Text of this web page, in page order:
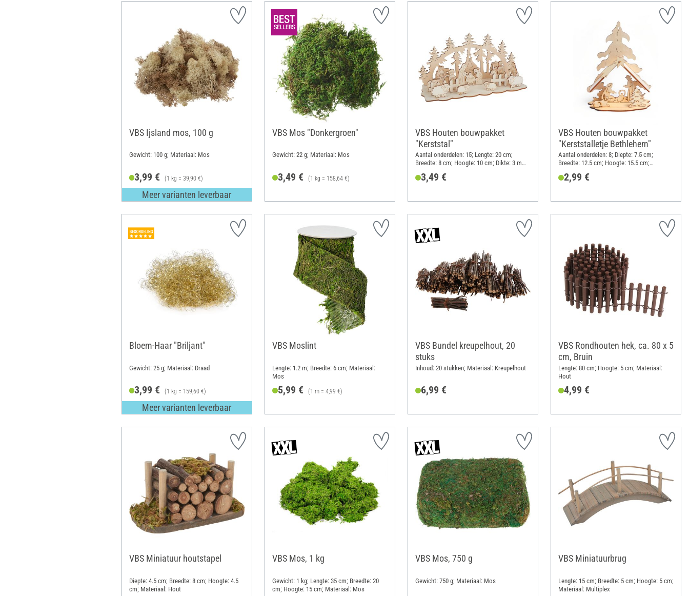
VBS Ijsland mos, 100 g
Gewicht: 100 g; Materiaal: Mos
3,99 € (1 kg = 39,90 €)
Meer varianten leverbaar
VBS Mos "Donkergroen"
Gewicht: 22 g; Materiaal: Mos
3,49 € (1 kg = 158,64 €)
VBS Houten bouwpakket
"Kerststal"
Aantal onderdelen: 15; Lengte: 20 cm;
Breedte: 8 cm; Hoogte: 10 cm; Dikte: 3 mm;
3,49 €
VBS Houten bouwpakket
"Kerststalletje Bethlehem"
Aantal onderdelen: 8; Diepte: 7.5 cm;
Breedte: 12.5 cm; Hoogte: 15.5 cm;
2,99 €
Bloem-Haar "Briljant"
Gewicht: 25 g; Materiaal: Draad
3,99 € (1 kg = 159,60 €)
Meer varianten leverbaar
VBS Moslint
Lengte: 1.2 m; Breedte: 6 cm; Materiaal:
Mos
5,99 € (1 m = 4,99 €)
VBS Bundel kreupelhout, 20
stuks
Inhoud: 20 stukken; Materiaal: Kreupelhout
6,99 €
VBS Rondhouten hek, ca. 80 x 5
cm, Bruin
Lengte: 80 cm; Hoogte: 5 cm; Materiaal:
Hout
4,99 €
VBS Miniatuur houtstapel
Diepte: 4.5 cm; Breedte: 8 cm; Hoogte: 4.5
cm; Materiaal: Hout
VBS Mos, 1 kg
Gewicht: 1 kg; Lengte: 35 cm; Breedte: 20
cm; Hoogte: 15 cm; Materiaal: Mos
VBS Mos, 750 g
Gewicht: 750 g; Materiaal: Mos
VBS Miniatuurbrug
Lengte: 15 cm; Breedte: 5 cm; Hoogte: 5 cm;
Materiaal: Multiplex